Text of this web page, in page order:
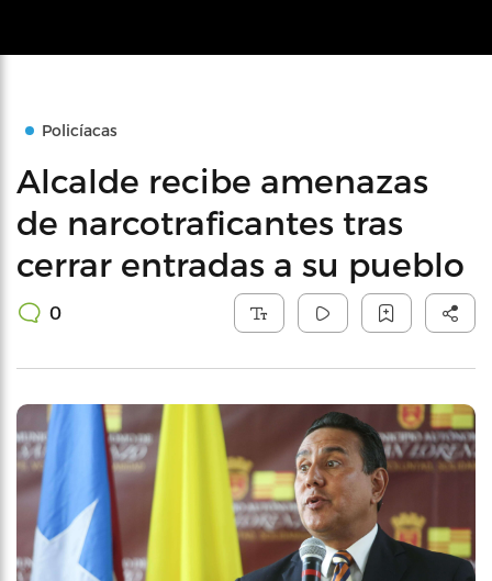
Policíacas
Alcalde recibe amenazas
de narcotraficantes tras
cerrar entradas a su pueblo
0